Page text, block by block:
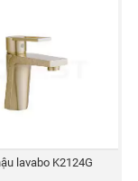
lavabo K2124G